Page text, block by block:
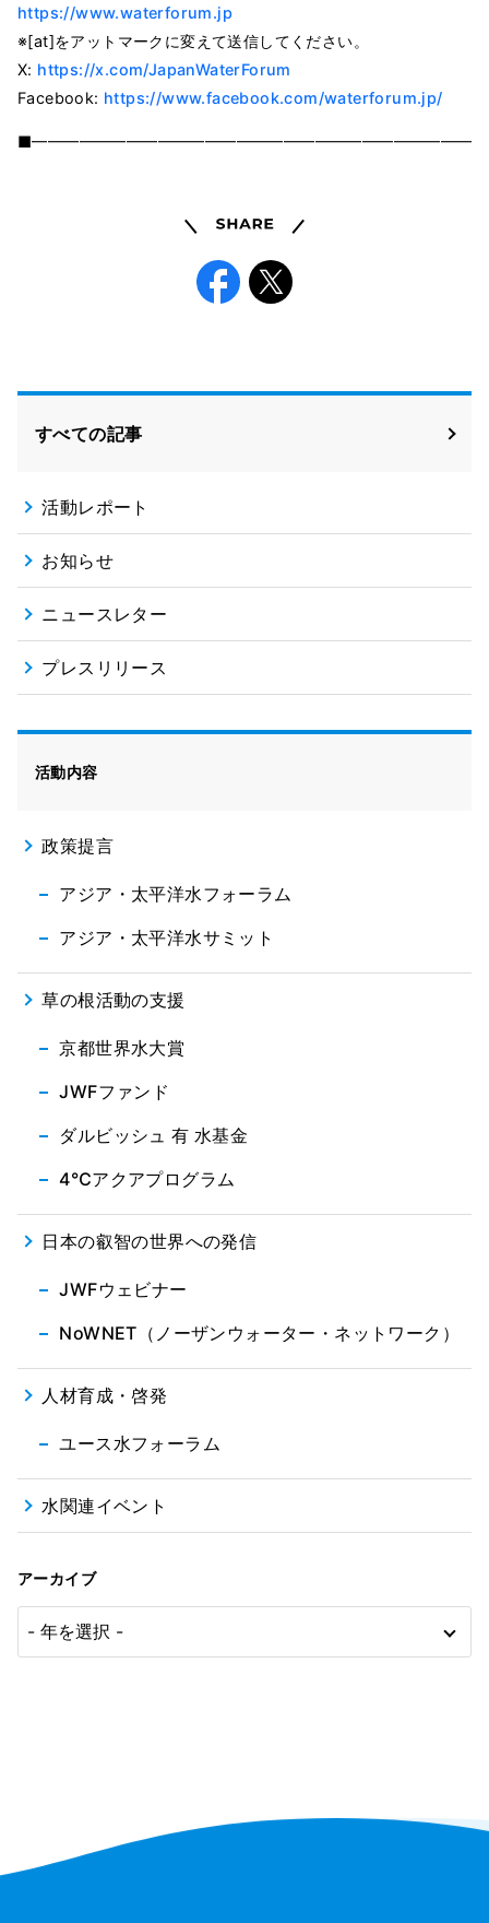
https://www.waterforum.jp
※[at]をアットマークに変えて送信してください。
X: https://x.com/JapanWaterForum
Facebook: https://www.facebook.com/waterforum.jp/
Share
すべての記事
活動レポート
お知らせ
ニュースレター
プレスリリース
活動内容
政策提言
アジア・太平洋水フォーラム
アジア・太平洋水サミット
草の根活動の支援
京都世界水大賞
JWFファンド
ダルビッシュ 有 水基金
4℃アクアプログラム
日本の叡智の世界への発信
JWFウェビナー
NoWNET（ノーザンウォーター・ネットワーク）
人材育成・啓発
ユース水フォーラム
水関連イベント
アーカイブ